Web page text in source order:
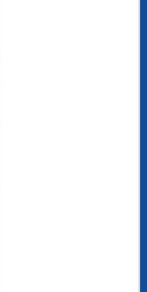
Seafood Exporters and Producers
và Xuất khẩu Thủy sản Việt Nam
khẩu Thủy sản Việt Nam (VASEP)
Bình Trưng, Tp.Hồ Chí Minh
- Email: vphcm@vasep.com.vn
Võ, Hà Nội
- Email: vasephn@vasep.com.vn
ký Hiệp hội